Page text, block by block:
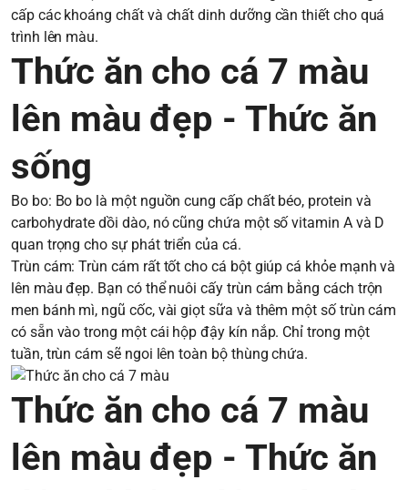
cấp các khoáng chất và chất dinh dưỡng cần thiết cho quá
trình lên màu.
Thức ăn cho cá 7 màu
lên màu đẹp - Thức ăn
sống
Bo bo: Bo bo là một nguồn cung cấp chất béo, protein và
carbohydrate dồi dào, nó cũng chứa một số vitamin A và D
quan trọng cho sự phát triển của cá.
Trùn cám: Trùn cám rất tốt cho cá bột giúp cá khỏe mạnh và
lên màu đẹp. Bạn có thể nuôi cấy trùn cám bằng cách trộn
men bánh mì, ngũ cốc, vài giọt sữa và thêm một số trùn cám
có sẵn vào trong một cái hộp đậy kín nắp. Chỉ trong một
tuần, trùn cám sẽ ngoi lên toàn bộ thùng chứa.
Thức ăn cho cá 7 màu
lên màu đẹp - Thức ăn